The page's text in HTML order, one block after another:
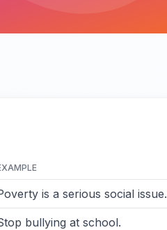
is a serious social issue.
bullying at school.